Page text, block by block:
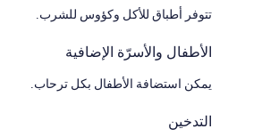
تتوفر أطباق للأكل وكؤوس للشرب.
الأطفال والأسرّة الإضافية
يمكن استضافة الأطفال بكل ترحاب.
التدخين